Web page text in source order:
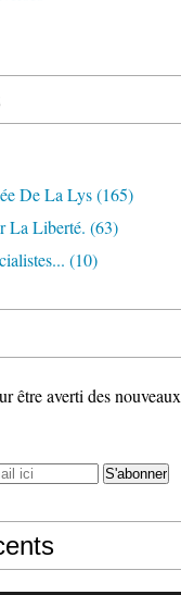
De La Lys(165)
La Liberté. (63)
(10)
être averti des nouveaux